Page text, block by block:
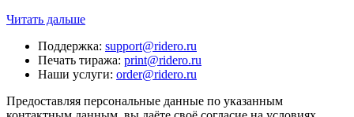
Читать дальше
Поддержка: support@ridero.ru
Печать тиража: print@ridero.ru
Наши услуги: order@ridero.ru
Предоставляя персональные данные по указанным